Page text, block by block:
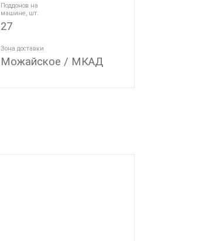
Поддонов на
машине, шт.
27
Зона доставки
Можайское / МКАД